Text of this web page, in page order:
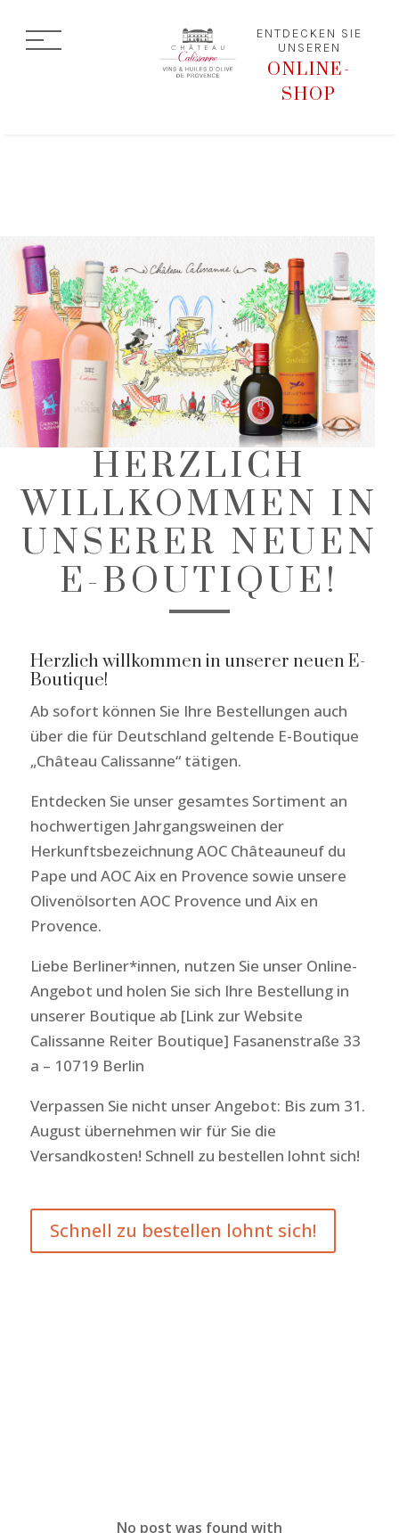
ENTDECKEN SIE
UNSEREN
ONLINE-
SHOP
HERZLICH
WILLKOMMEN IN
UNSERER NEUEN
E-BOUTIQUE!
Herzlich willkommen in unserer neuen E-
Boutique!
Ab sofort können Sie Ihre Bestellungen auch
über die für Deutschland geltende E-Boutique
„Château Calissanne“ tätigen.
Entdecken Sie unser gesamtes Sortiment an
hochwertigen Jahrgangsweinen der
Herkunftsbezeichnung AOC Châteauneuf du
Pape und AOC Aix en Provence sowie unsere
Olivenölsorten AOC Provence und Aix en
Provence.
Liebe Berliner*innen, nutzen Sie unser Online-
Angebot und holen Sie sich Ihre Bestellung in
unserer Boutique ab [Link zur Website
Calissanne Reiter Boutique] Fasanenstraße 33
a – 10719 Berlin
Verpassen Sie nicht unser Angebot: Bis zum 31.
August übernehmen wir für Sie die
Versandkosten! Schnell zu bestellen lohnt sich!
Schnell zu bestellen lohnt sich!
No post was found with